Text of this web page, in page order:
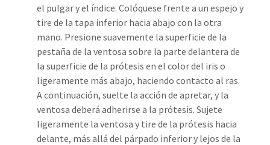
el pulgar y el índice. Colóquese frente a un espejo y
tire de la tapa inferior hacia abajo con la otra
mano. Presione suavemente la superficie de la
pestaña de la ventosa sobre la parte delantera de
la superficie de la prótesis en el color del iris o
ligeramente más abajo, haciendo contacto al ras.
A continuación, suelte la acción de apretar, y la
ventosa deberá adherirse a la prótesis. Sujete
ligeramente la ventosa y tire de la prótesis hacia
delante, más allá del párpado inferior y lejos de la